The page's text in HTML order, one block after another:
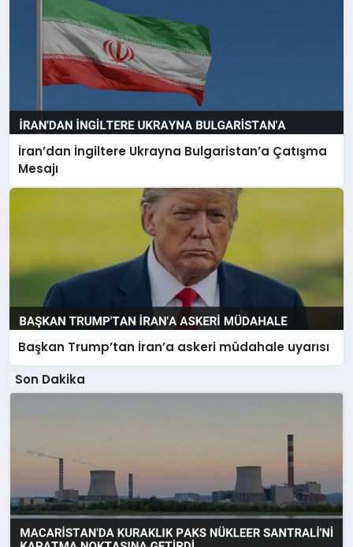
İran’dan İngiltere Ukrayna Bulgaristan’a Çatışma
Mesajı
Başkan Trump’tan İran’a askeri müdahale uyarısı
Son Dakika